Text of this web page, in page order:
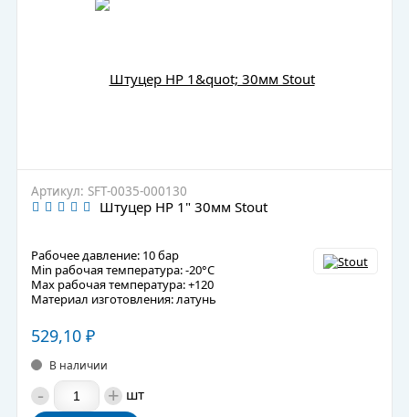
Артикул: SFT-0035-000130
Штуцер НР 1" 30мм Stout
Рабочее давление: 10 бар
Min рабочая температура: -20°C
Max рабочая температура: +120
Материал изготовления: латунь
529,10 ₽
В наличии
- + шт